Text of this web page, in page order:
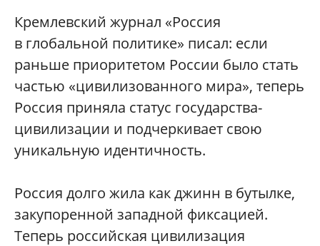
Кремлевский журнал «Россия
в глобальной политике» писал: если
раньше приоритетом России было стать
частью «цивилизованного мира», теперь
Россия приняла статус государства-
цивилизации и подчеркивает свою
уникальную идентичность.
Россия долго жила как джинн в бутылке,
закупоренной западной фиксацией.
Теперь российская цивилизация